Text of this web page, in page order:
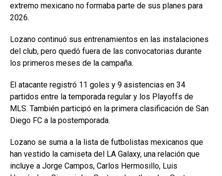
extremo mexicano no formaba parte de sus planes para
2026.
Lozano continuó sus entrenamientos en las instalaciones
del club, pero quedó fuera de las convocatorias durante
los primeros meses de la campaña.
El atacante registró 11 goles y 9 asistencias en 34
partidos entre la temporada regular y los Playoffs de
MLS. También participó en la primera clasificación de San
Diego FC a la postemporada.
Lozano se suma a la lista de futbolistas mexicanos que
han vestido la camiseta del LA Galaxy, una relación que
incluye a Jorge Campos, Carlos Hermosillo, Luis